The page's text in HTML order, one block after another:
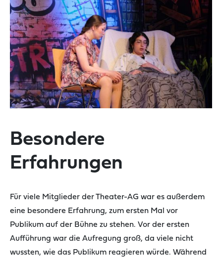
Besondere
Erfahrungen
Für viele Mitglieder der Theater-AG war es außerdem
eine besondere Erfahrung, zum ersten Mal vor
Publikum auf der Bühne zu stehen. Vor der ersten
Aufführung war die Aufregung groß, da viele nicht
wussten, wie das Publikum reagieren würde. Während